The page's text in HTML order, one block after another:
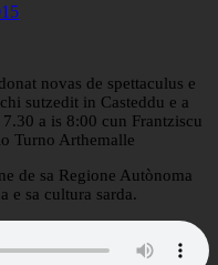
novas de spettaculus e
sutzedit in Casteddu e a
a is 8:00 cun Frantziscu
Turno Arthemalle
de sa Regione Autònoma
e sa cultura sarda.